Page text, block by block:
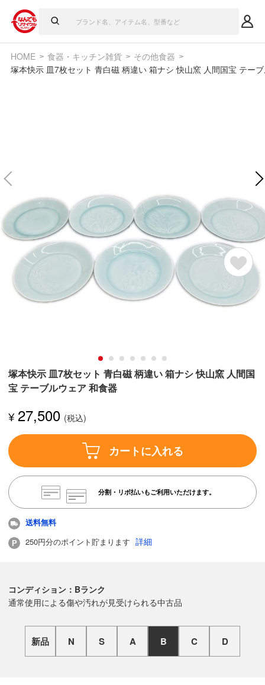
HOME 食器・キッチン雑貨
その他食器
塚本快示 皿7枚セット 青白磁 柄違い 箱ナシ 快山窯 人間国宝 テー
塚本快示 皿7枚セット 青白磁 柄違い 箱ナシ 快山窯 人間国
宝 テーブルウェア 和食器
¥27,500
カートに入れる
分割・リボ払いもご利用いただけます。
送料無料
250円分のポイント貯まります 詳細
コンディション：Bランク
通常使用による傷や汚れが見受けられる中古品
新品 N S A B C D